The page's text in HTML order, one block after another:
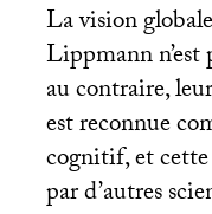
La vision
Lippmann n’est
au contraire,
est reconnue
cognitif, et cette
par d’autres